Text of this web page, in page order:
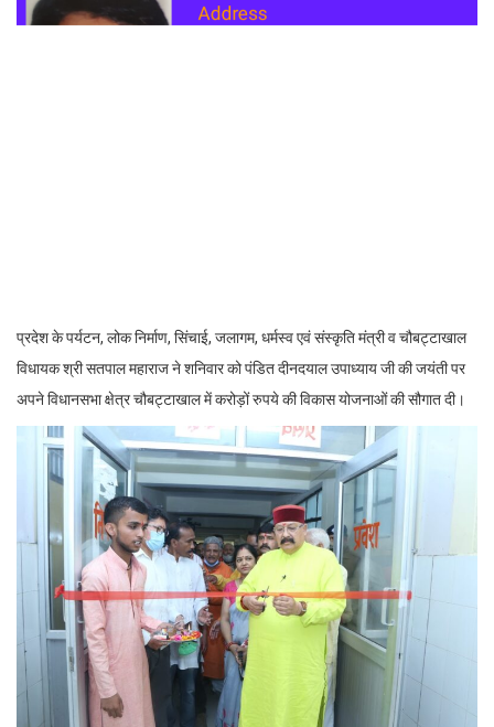
प्रदेश के पर्यटन, लोक निर्माण, सिंचाई, जलागम, धर्मस्व एवं संस्कृति मंत्री व चौबट्टाखाल
विधायक श्री सतपाल महाराज ने शनिवार को पंडित दीनदयाल उपाध्याय जी की जयंती पर
अपने विधानसभा क्षेत्र चौबट्टाखाल में करोड़ों रुपये की विकास योजनाओं की सौगात दी।